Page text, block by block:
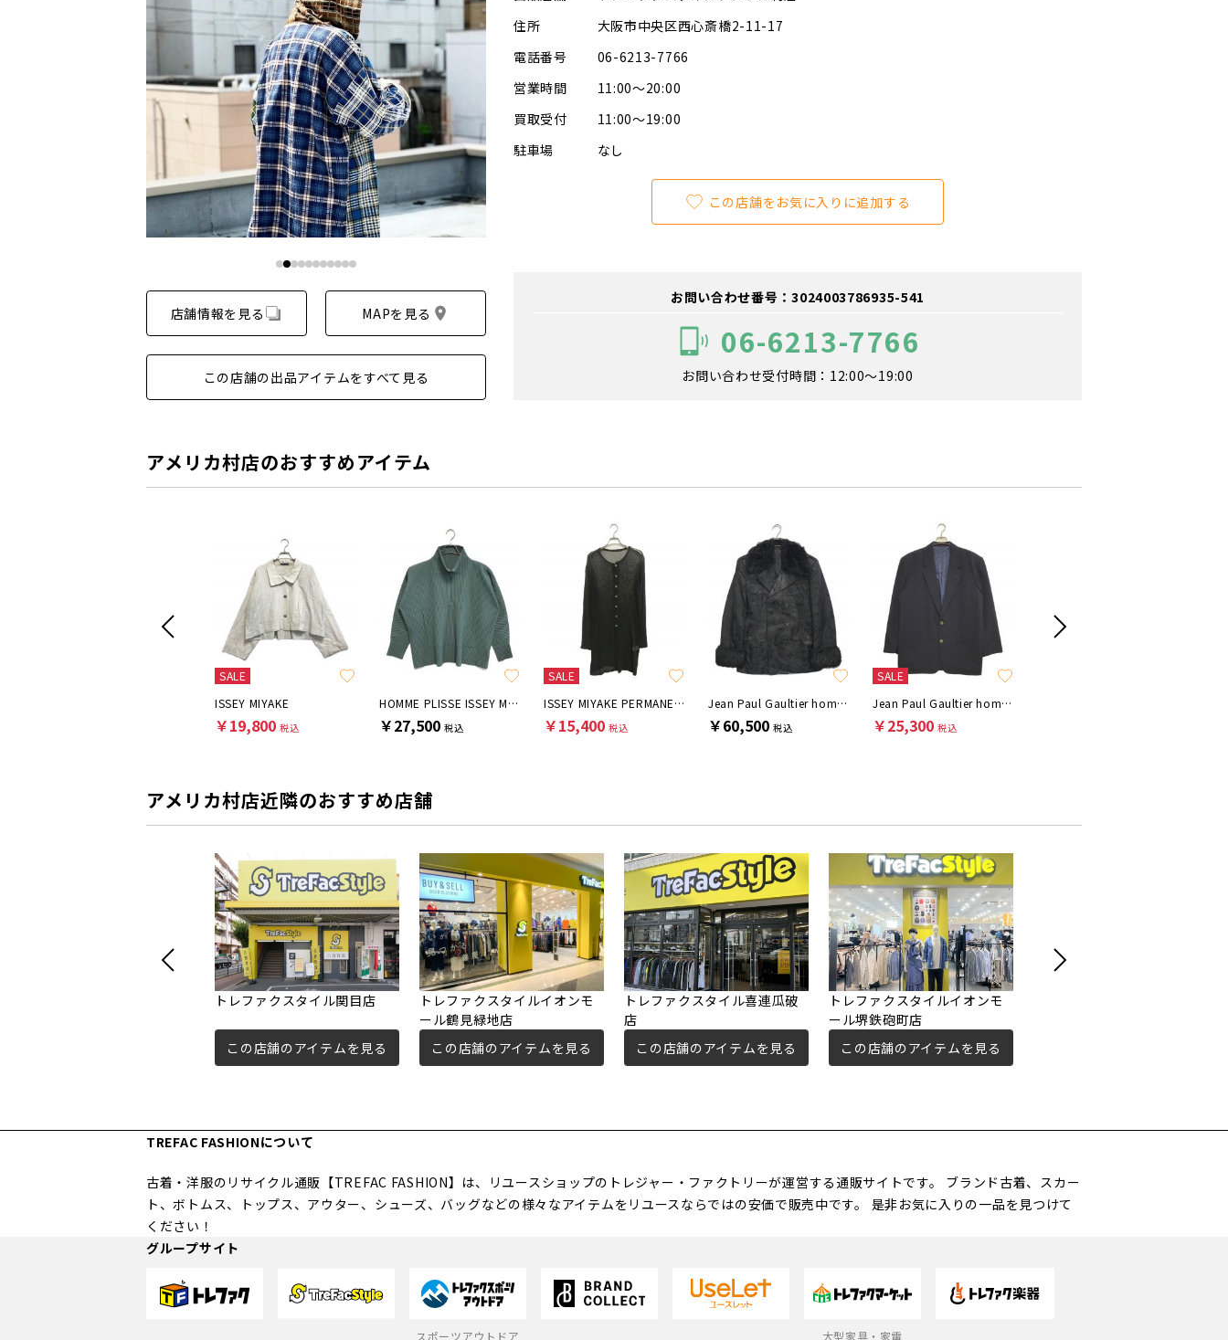
店舗情報を見る MAPを見る
この店舗の出品アイテムをすべて見る
住所
大阪市中央区西心斎橋2-11-17
電話番号
06-6213-7766
営業時間
11:00～20:00
買取受付
11:00～19:00
駐車場
なし
この店舗をお気に入りに追加する
お問い合わせ番号：3024003786935-541
06-6213-7766
お問い合わせ受付時間：12:00～19:00
アメリカ村店のおすすめアイテム
SALE
ISSEY MIYAKE
￥19,800 税込
HOMME PLISSE ISSEY MIYAKE
￥27,500 税込
SALE
ISSEY MIYAKE PERMANENT
￥15,400 税込
Jean Paul Gaultier homme
￥60,500 税込
SALE
Jean Paul Gaultier homme
￥25,300 税込
アメリカ村店近隣のおすすめ店舗
トレファクスタイル関目店
この店舗のアイテムを見る
トレファクスタイルイオンモ
ール鶴見緑地店
この店舗のアイテムを見る
トレファクスタイル喜連瓜破
店
この店舗のアイテムを見る
トレファクスタイルイオンモ
ール堺鉄砲町店
この店舗のアイテムを見る
TREFAC FASHIONについて
古着・洋服のリサイクル通販【TREFAC FASHION】は、リユースショップのトレジャー・ファクトリーが運営する通販サイトです。 ブランド古着、スカー
ト、ボトムス、トップス、アウター、シューズ、バッグなどの様々なアイテムをリユースならではの安価で販売中です。 是非お気に入りの一品を見つけて
ください！
グループサイト
スポーツアウトドア 大型家具・家電